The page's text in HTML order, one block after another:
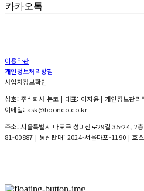
카카오톡
이용약관
개인정보처리방침
사업자정보확인
상호: 주식회사 분코 | 대표: 이지윤 | 개인정보관
이메일: ask@boonco.co.kr
주소: 서울특별시 마포구 성미산로29길 35-24, 2
81-00887 | 통신판매: 2024-서울마포-1190 | 호